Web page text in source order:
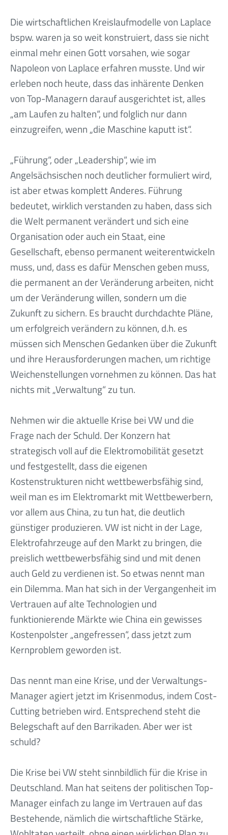
Die wirtschaftlichen Kreislaufmodelle von Laplace
bspw. waren ja so weit konstruiert, dass sie nicht
einmal mehr einen Gott vorsahen, wie sogar
Napoleon von Laplace erfahren musste. Und wir
erleben noch heute, dass das inhärente Denken
von Top-Managern darauf ausgerichtet ist, alles
„am Laufen zu halten“, und folglich nur dann
einzugreifen, wenn „die Maschine kaputt ist“.
„Führung“, oder „Leadership“, wie im
Angelsächsischen noch deutlicher formuliert wird,
ist aber etwas komplett Anderes. Führung
bedeutet, wirklich verstanden zu haben, dass sich
die Welt permanent verändert und sich eine
Organisation oder auch ein Staat, eine
Gesellschaft, ebenso permanent weiterentwickeln
muss, und, dass es dafür Menschen geben muss,
die permanent an der Veränderung arbeiten, nicht
um der Veränderung willen, sondern um die
Zukunft zu sichern. Es braucht durchdachte Pläne,
um erfolgreich verändern zu können, d.h. es
müssen sich Menschen Gedanken über die Zukunft
und ihre Herausforderungen machen, um richtige
Weichenstellungen vornehmen zu können. Das hat
nichts mit „Verwaltung“ zu tun.
Nehmen wir die aktuelle Krise bei VW und die
Frage nach der Schuld. Der Konzern hat
strategisch voll auf die Elektromobilität gesetzt
und festgestellt, dass die eigenen
Kostenstrukturen nicht wettbewerbsfähig sind,
weil man es im Elektromarkt mit Wettbewerbern,
vor allem aus China, zu tun hat, die deutlich
günstiger produzieren. VW ist nicht in der Lage,
Elektrofahrzeuge auf den Markt zu bringen, die
preislich wettbewerbsfähig sind und mit denen
auch Geld zu verdienen ist. So etwas nennt man
ein Dilemma. Man hat sich in der Vergangenheit im
Vertrauen auf alte Technologien und
funktionierende Märkte wie China ein gewisses
Kostenpolster „angefressen“, dass jetzt zum
Kernproblem geworden ist.
Das nennt man eine Krise, und der Verwaltungs-
Manager agiert jetzt im Krisenmodus, indem Cost-
Cutting betrieben wird. Entsprechend steht die
Belegschaft auf den Barrikaden. Aber wer ist
schuld?
Die Krise bei VW steht sinnbildlich für die Krise in
Deutschland. Man hat seitens der politischen Top-
Manager einfach zu lange im Vertrauen auf das
Bestehende, nämlich die wirtschaftliche Stärke,